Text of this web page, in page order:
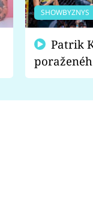
SHOWBYZNYS
fanoušci